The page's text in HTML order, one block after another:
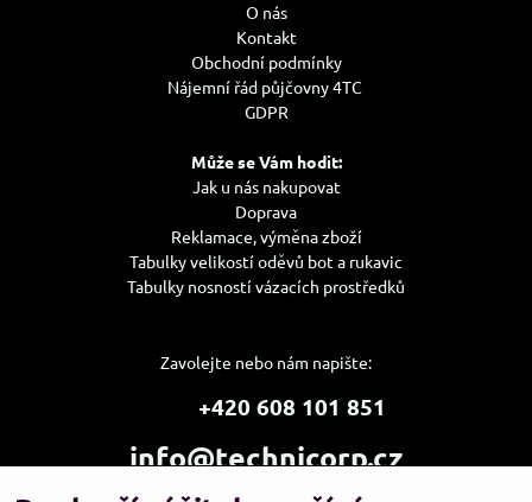
O nás
Kontakt
Obchodní podmínky
Nájemní řád půjčovny 4TC
GDPR
Může se Vám hodit:
Jak u nás nakupovat
Doprava
Reklamace, výměna zboží
Tabulky velikostí oděvů bot a rukavic
Tabulky nosností vázacích prostředků
Zavolejte nebo nám napište:
+420 608 101 851
info@technicorp.cz